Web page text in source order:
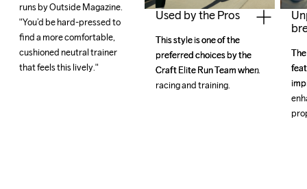
runs by Outside Magazine.
"You’d be hard-pressed to
find a more comfortable,
cushioned neutral trainer
that feels this lively."
runs by Outside Magazine.
"You’d be hard-pressed to
find a more comfortable,
cushioned neutral trainer
that feels this lively."
Used by the Pros
This style is one of the
preferred choices by the
Craft Elite Run Team when
racing and training.
This style is one of the
preferred choices by the
Craft Elite Run Team when
racing and training.